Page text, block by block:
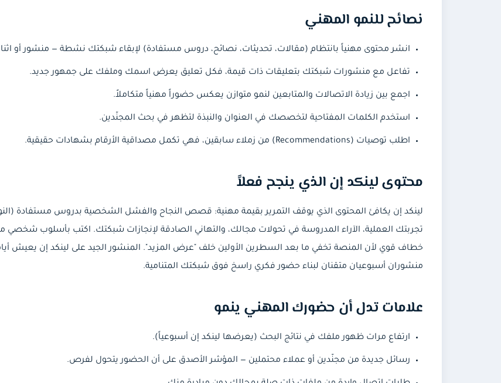
نصائح للنمو المهني
انشر محتوى مهنياً بانتظام (مقالات، تحديثات، نصائح، دروس مستفادة) لإبقاء شبكتك نشطة — منشور أو
تفاعل مع منشورات شبكتك بتعليقات ذات قيمة، فكل تعليق يعرض اسمك وملفك على جمهور جديد.
اجمع بين زيادة الاتصالات والمتابعين لنمو متوازن يعكس حضوراً مهنياً متكاملاً.
استخدم الكلمات المفتاحية لتخصصك في العنوان والنبذة لتظهر في بحث المجنّدين.
اطلب توصيات (Recommendations) من زملاء سابقين، فهي تكمل مصداقية الأرقام بشهادات حقيقية.
محتوى لينكد إن الذي ينجح فعلاً
لينكد إن يكافئ المحتوى الذي يوقف التمرير بقيمة مهنية: قصص النجاح والفشل الشخصية بدروس مستفادة
تجربتك العملية، الآراء المدروسة في تحولات مجالك، والتهاني الصادقة لإنجازات شبكتك. اكتب بأسلوب شخصي
خطاف قوي لأن المنصة تخفي ما بعد السطرين الأولين خلف "عرض المزيد". المنشور الجيد على لينكد إن يعيش
منشوران أسبوعيان متقنان لبناء حضور فكري راسخ فوق شبكتك المتنامية.
علامات تدل أن حضورك المهني ينمو
ارتفاع مرات ظهور ملفك في نتائج البحث (يعرضها لينكد إن أسبوعياً).
رسائل جديدة من مجنّدين أو عملاء محتملين — المؤشر الأصدق على أن الحضور يتحول لفرص.